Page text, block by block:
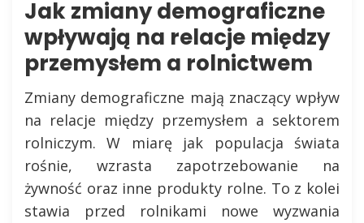
Jak zmiany demograficzne
wpływają na relacje między
przemysłem a rolnictwem
Zmiany demograficzne mają znaczący wpływ
na relacje między przemysłem a sektorem
rolniczym. W miarę jak populacja świata
rośnie, wzrasta zapotrzebowanie na
żywność oraz inne produkty rolne. To z kolei
stawia przed rolnikami nowe wyzwania